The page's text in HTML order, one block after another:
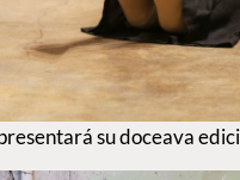
su doceava